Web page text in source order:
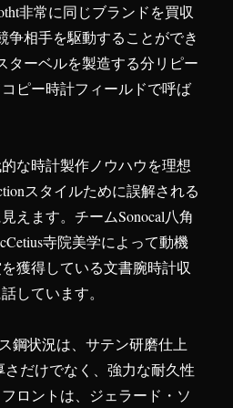
非常に同じブランドを買収
争相手を駆動することができ
ターベルを製造する分リピー
ピー時計フィールドで呼ば
な時計製作ノウハウを理想
スタイルために誤解される
えます。チームSonocal八角
寺院美学によって動機
獲得している文書腕時計収
しています。
鋼状況は、サテン研磨仕上
さだけでなく、強力な耐久性
ロントは、ジェラード・ソ